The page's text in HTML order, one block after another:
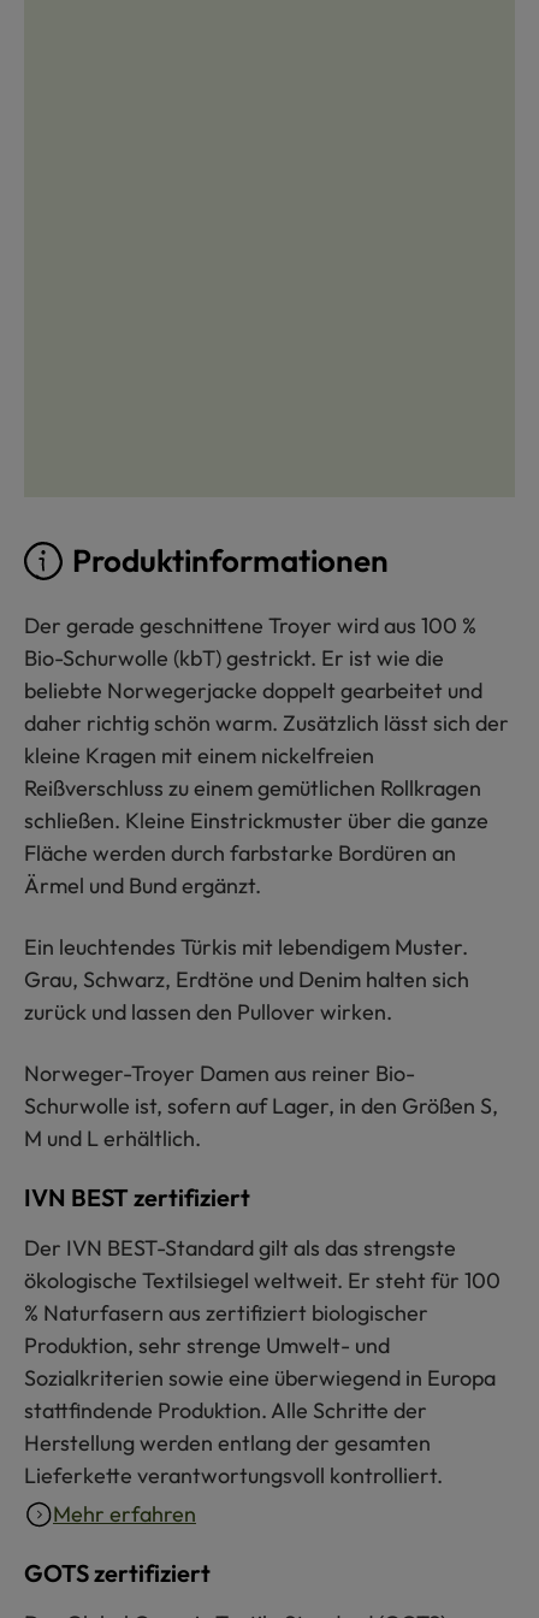
Produktinformationen
Der gerade geschnittene Troyer wird aus 100 %
Bio-Schurwolle (kbT) gestrickt. Er ist wie die
beliebte Norwegerjacke doppelt gearbeitet und
daher richtig schön warm. Zusätzlich lässt sich der
kleine Kragen mit einem nickelfreien
Reißverschluss zu einem gemütlichen Rollkragen
schließen. Kleine Einstrickmuster über die ganze
Fläche werden durch farbstarke Bordüren an
Ärmel und Bund ergänzt.
Ein leuchtendes Türkis mit lebendigem Muster.
Grau, Schwarz, Erdtöne und Denim halten sich
zurück und lassen den Pullover wirken.
Norweger-Troyer Damen aus reiner Bio-
Schurwolle ist, sofern auf Lager, in den Größen S,
M und L erhältlich.
IVN BEST zertifiziert
Der IVN BEST-Standard gilt als das strengste
ökologische Textilsiegel weltweit. Er steht für 100
% Naturfasern aus zertifiziert biologischer
Produktion, sehr strenge Umwelt- und
Sozialkriterien sowie eine überwiegend in Europa
stattfindende Produktion. Alle Schritte der
Herstellung werden entlang der gesamten
Lieferkette verantwortungsvoll kontrolliert.
Mehr erfahren
GOTS zertifiziert